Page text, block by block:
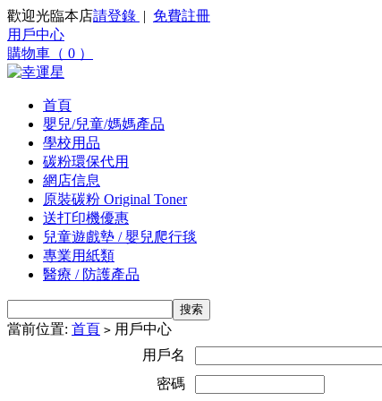
歡迎光臨本店請登錄 | 免費註冊
用戶中心
購物車（ 0 ）
首頁
嬰兒/兒童/媽媽產品
學校用品
碳粉環保代用
網店信息
原裝碳粉 Original Toner
送打印機優惠
兒童遊戲墊 / 嬰兒爬行毯
專業用紙類
醫療 / 防護產品
當前位置: 首頁 > 用戶中心
用戶名
密碼